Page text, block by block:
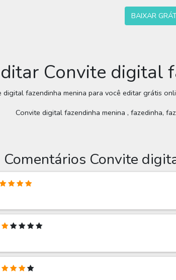
BAIXAR
Convite digital
fazendinha menina para você editar grátis
Convite digital fazendinha menina , fazedinha,
Comentários Convite